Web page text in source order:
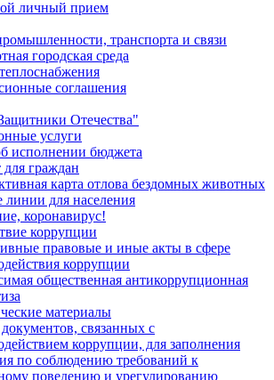
личный прием
транспорта и связи
городская среда
соглашения
Отечества"
услуги
исполнении бюджета
граждан
карта отлова бездомных животных
линии для населения
коронавирус!
коррупции
правовые и иные акты в сфере
коррупции
общественная антикоррупционная
материалы
связанных с
коррупции, для заполнения
по соблюдению требований к
поведению и урегулированию